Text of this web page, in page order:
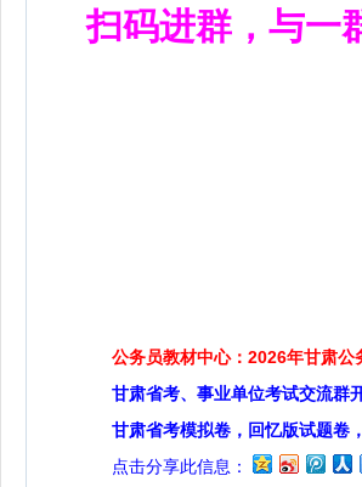
扫码进群，与一
公务员教材中心：2026年甘肃公
甘肃省考、事业单位考试交流群
甘肃省考模拟卷，回忆版试题卷
点击分享此信息：